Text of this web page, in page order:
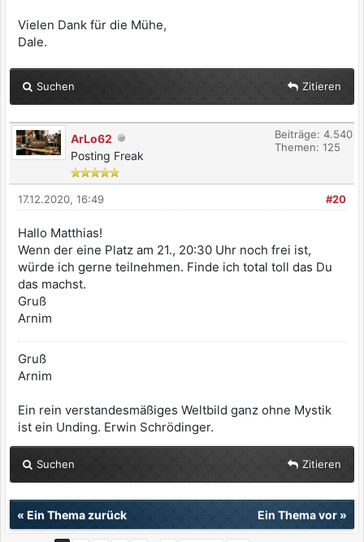
Vielen Dank für die Mühe,
Dale.
Suchen Zitieren
ArLo62
Posting Freak
Beiträge: 4.540
Themen: 125
#20
17.12.2020, 16:49
Hallo Matthias!
Wenn der eine Platz am 21., 20:30 Uhr noch frei ist,
würde ich gerne teilnehmen. Finde ich total toll das Du
das machst.
Gruß
Arnim
Gruß
Arnim
Ein rein verstandesmäßiges Weltbild ganz ohne Mystik
ist ein Unding. Erwin Schrödinger.
Suchen Zitieren
« Ein Thema zurück Ein Thema vor»